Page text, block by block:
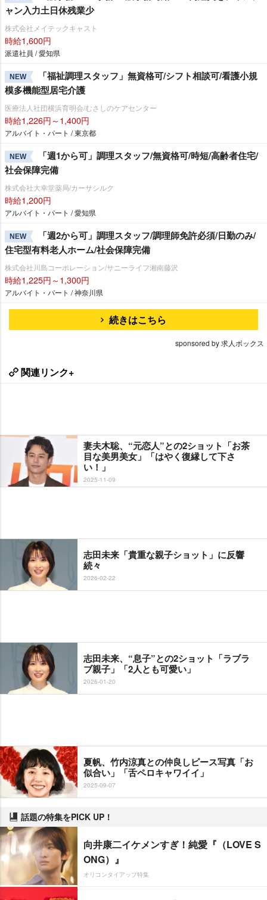
ャン入力土日休残業少
株式会社メイテックキャスト
時給1,600円
派遣社員 / 愛知県
NEW
「福祉調理スタッフ」無資格可/シフト相談可/看護小規
模多機能型居宅介護
医療法人社団横浜育明会/むさしのケアセンター
時給1,226円～1,400円
アルバイト・パート / 東京都
NEW
「週1から可」調理スタッフ/無資格可/時短/高齢者住宅/
社会保障完備
株式会社大幸堂薬局/カーサシルク
時給1,200円
アルバイト・パート / 愛知県
NEW
「週2から可」調理スタッフ/調理師免許必須/日勤のみ/
住宅型有料老人ホーム/社会保障完備
株式会社川島コーポレーション/サニーライフ湘南藤沢
時給1,225円～1,300円
アルバイト・パート / 神奈川県
続きはこちら
sponsored by 求人ボックス
関連リンク+
妻夫木聡、“元恋人”との2ショット「お茶
目な美男美女」「はやく復縁して下さ
い！」
2025-11-09
志田未来「貴重な親子ショット」に反響
続々
2026-02-22
志田未来、“息子”との2ショット「ラブラ
ブ親子」「2人とも可愛い」
2026-01-20
夏帆、竹内涼真との仲良しピース写真「お
似合い」「舌ペロキャワイイ」
2025-09-07
話題の特集をPICK UP！
向井康二イケメンすぎ！純愛『（LOVE S
ONG）』
オリコンタイアップ特集